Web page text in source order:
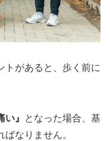
トがあると、歩く前に
い』
となった場合、基
なりません。